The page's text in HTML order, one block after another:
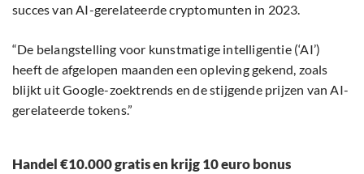
succes van AI-gerelateerde cryptomunten in 2023.
“De belangstelling voor kunstmatige intelligentie (‘AI’)
heeft de afgelopen maanden een opleving gekend, zoals
blijkt uit Google-zoektrends en de stijgende prijzen van AI-
gerelateerde tokens.”
Handel €10.000 gratis en krijg 10 euro bonus